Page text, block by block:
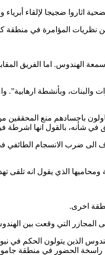
اثاروا ضجيجا لإلقاء أبرياء
نظريات المؤامرة في
الهندوس. اما الفريق
وبأنشطة ارهابية”.
باجسادهم منع المحققين
في شأنه، بالقول انها
الى ضرب الانسجام الطائفي
الذي يقول انه تلقى
اخرى.
راسخة الحضور في منطقة